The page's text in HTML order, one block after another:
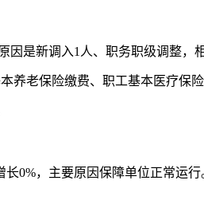
因是新调入1 人、 职务职级调整，
养老保险缴费、职工基本医疗保
长0%，主要原因保障单位正常运行